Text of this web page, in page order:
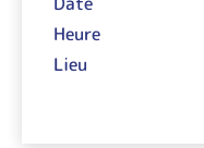
Heure
Lieu